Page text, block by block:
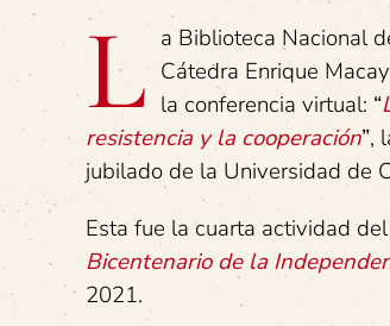
L a Biblioteca Nacional
Cátedra Enrique
la conferencia virtual: “
resistencia y la cooperación”,
jubilado de la Universidad de
Esta fue la cuarta actividad
Bicentenario de la
2021.